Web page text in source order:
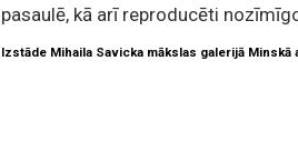
pasaulē, kā arī reproducēti
Izstāde Mihaila Savicka mākslas galerijā